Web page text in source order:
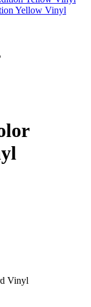
Yellow Vinyl
Vinyl